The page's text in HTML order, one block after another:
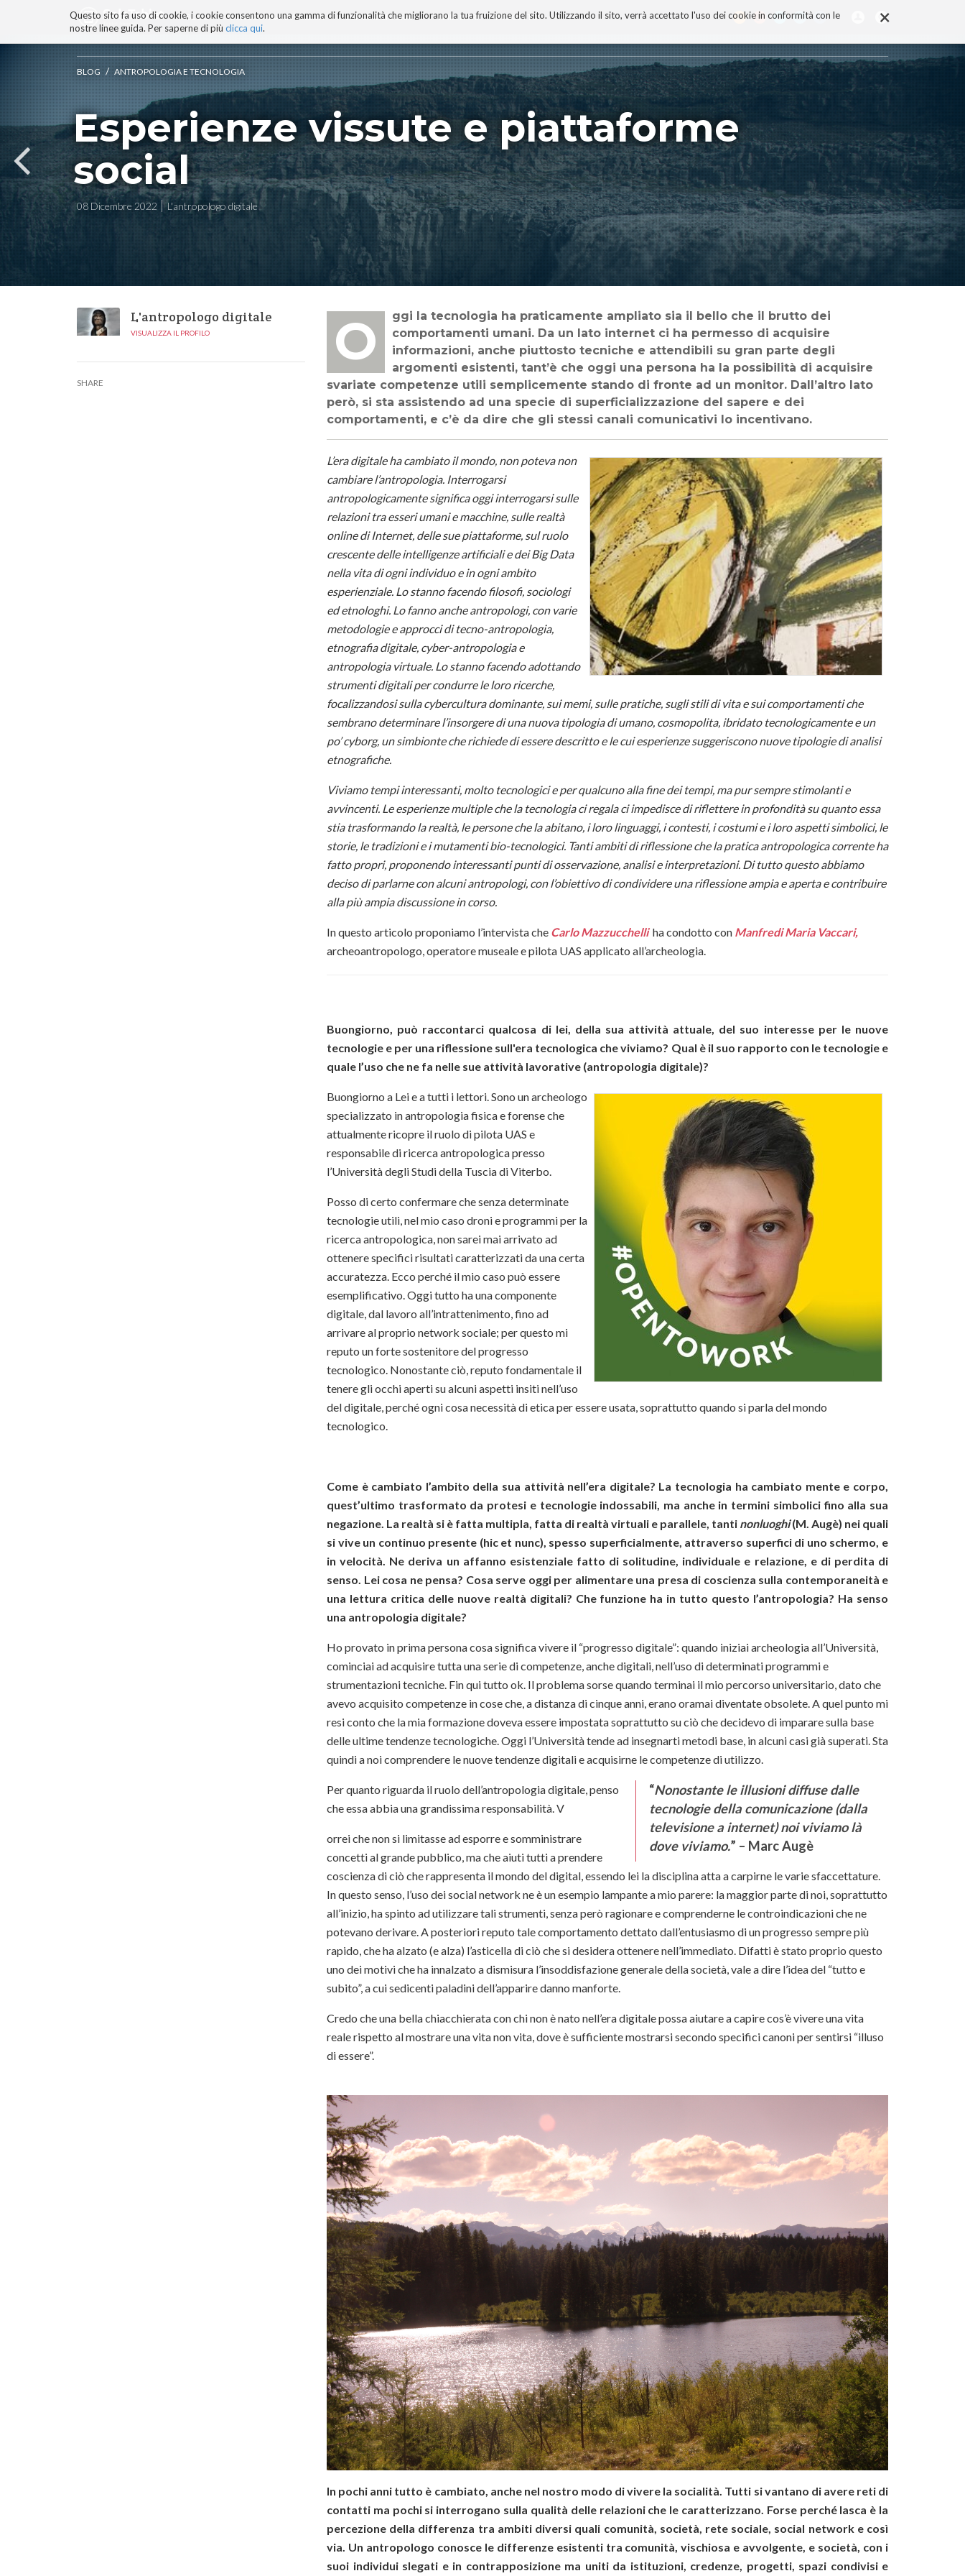
×
Questo sito fa uso di cookie, i cookie consentono una gamma di funzionalità che migliorano la tua fruizione del sito. Utilizzando il sito, verrà accettato l'uso dei cookie in conformità con le
nostre linee guida. Per saperne di più clicca qui.
BLOG TECNOCONSAPEVOLEZZA TECNOBIBLIOGRAFIA I MIEI LIBRI PROGETTO
ai
contenuti.
|
Salta
alla
navigazione
BLOG / ANTROPOLOGIA E TECNOLOGIA
Esperienze vissute e piattaforme
social
08 Dicembre 2022 L'antropologo digitale
L'antropologo digitale
VISUALIZZA IL PROFILO
SHARE
Oggi la tecnologia ha praticamente ampliato sia il bello che il brutto dei
comportamenti umani. Da un lato internet ci ha permesso di acquisire
informazioni, anche piuttosto tecniche e attendibili su gran parte degli
argomenti esistenti, tant’è che oggi una persona ha la possibilità di acquisire
svariate competenze utili semplicemente stando di fronte ad un monitor. Dall’altro lato
però, si sta assistendo ad una specie di superficializzazione del sapere e dei
comportamenti, e c’è da dire che gli stessi canali comunicativi lo incentivano.
L’era digitale ha cambiato il mondo, non poteva non
cambiare l’antropologia. Interrogarsi
antropologicamente significa oggi interrogarsi sulle
relazioni tra esseri umani e macchine, sulle realtà
online di Internet, delle sue piattaforme, sul ruolo
crescente delle intelligenze artificiali e dei Big Data
nella vita di ogni individuo e in ogni ambito
esperienziale. Lo stanno facendo filosofi, sociologi
ed etnologhi. Lo fanno anche antropologi, con varie
metodologie e approcci di tecno-antropologia,
etnografia digitale, cyber-antropologia e
antropologia virtuale. Lo stanno facendo adottando
strumenti digitali per condurre le loro ricerche,
focalizzandosi sulla cybercultura dominante, sui memi, sulle pratiche, sugli stili di vita e sui comportamenti che
sembrano determinare l’insorgere di una nuova tipologia di umano, cosmopolita, ibridato tecnologicamente e un
po’ cyborg, un simbionte che richiede di essere descritto e le cui esperienze suggeriscono nuove tipologie di analisi
etnografiche.
Viviamo tempi interessanti, molto tecnologici e per qualcuno alla fine dei tempi, ma pur sempre stimolanti e
avvincenti. Le esperienze multiple che la tecnologia ci regala ci impedisce di riflettere in profondità su quanto essa
stia trasformando la realtà, le persone che la abitano, i loro linguaggi, i contesti, i costumi e i loro aspetti simbolici, le
storie, le tradizioni e i mutamenti bio-tecnologici. Tanti ambiti di riflessione che la pratica antropologica corrente ha
fatto propri, proponendo interessanti punti di osservazione, analisi e interpretazioni. Di tutto questo abbiamo
deciso di parlarne con alcuni antropologi, con l’obiettivo di condividere una riflessione ampia e aperta e contribuire
alla più ampia discussione in corso.
In questo articolo proponiamo l’intervista che Carlo Mazzucchelli ha condotto con Manfredi Maria Vaccari,
archeoantropologo, operatore museale e pilota UAS applicato all’archeologia.
Buongiorno, può raccontarci qualcosa di lei, della sua attività attuale, del suo interesse per le nuove
tecnologie e per una riflessione sull'era tecnologica che viviamo? Qual è il suo rapporto con le tecnologie e
quale l’uso che ne fa nelle sue attività lavorative (antropologia digitale)?
Buongiorno a Lei e a tutti i lettori. Sono un archeologo
specializzato in antropologia fisica e forense che
attualmente ricopre il ruolo di pilota UAS e
responsabile di ricerca antropologica presso
l’Università degli Studi della Tuscia di Viterbo.
Posso di certo confermare che senza determinate
tecnologie utili, nel mio caso droni e programmi per la
ricerca antropologica, non sarei mai arrivato ad
ottenere specifici risultati caratterizzati da una certa
accuratezza. Ecco perché il mio caso può essere
esemplificativo. Oggi tutto ha una componente
digitale, dal lavoro all’intrattenimento, fino ad
arrivare al proprio network sociale; per questo mi
reputo un forte sostenitore del progresso
tecnologico. Nonostante ciò, reputo fondamentale il
tenere gli occhi aperti su alcuni aspetti insiti nell’uso
del digitale, perché ogni cosa necessità di etica per essere usata, soprattutto quando si parla del mondo
tecnologico.
Come è cambiato l’ambito della sua attività nell’era digitale? La tecnologia ha cambiato mente e corpo,
quest’ultimo trasformato da protesi e tecnologie indossabili, ma anche in termini simbolici fino alla sua
negazione. La realtà si è fatta multipla, fatta di realtà virtuali e parallele, tanti nonluoghi(M. Augè) nei quali
si vive un continuo presente (hic et nunc), spesso superficialmente, attraverso superfici di uno schermo, e
in velocità. Ne deriva un affanno esistenziale fatto di solitudine, individuale e relazione, e di perdita di
senso. Lei cosa ne pensa? Cosa serve oggi per alimentare una presa di coscienza sulla contemporaneità e
una lettura critica delle nuove realtà digitali? Che funzione ha in tutto questo l’antropologia? Ha senso
una antropologia digitale?
Ho provato in prima persona cosa significa vivere il “progresso digitale”: quando iniziai archeologia all’Università,
cominciai ad acquisire tutta una serie di competenze, anche digitali, nell’uso di determinati programmi e
strumentazioni tecniche. Fin qui tutto ok. Il problema sorse quando terminai il mio percorso universitario, dato che
avevo acquisito competenze in cose che, a distanza di cinque anni, erano oramai diventate obsolete. A quel punto mi
resi conto che la mia formazione doveva essere impostata soprattutto su ciò che decidevo di imparare sulla base
delle ultime tendenze tecnologiche. Oggi l’Università tende ad insegnarti metodi base, in alcuni casi già superati. Sta
quindi a noi comprendere le nuove tendenze digitali e acquisirne le competenze di utilizzo.
“Nonostante le illusioni diffuse dalle
tecnologie della comunicazione (dalla
televisione a internet) noi viviamo là
dove viviamo.” – Marc Augè
Per quanto riguarda il ruolo dell’antropologia digitale, penso
che essa abbia una grandissima responsabilità. V
orrei che non si limitasse ad esporre e somministrare
concetti al grande pubblico, ma che aiuti tutti a prendere
coscienza di ciò che rappresenta il mondo del digital, essendo lei la disciplina atta a carpirne le varie sfaccettature.
In questo senso, l’uso dei social network ne è un esempio lampante a mio parere: la maggior parte di noi, soprattutto
all’inizio, ha spinto ad utilizzare tali strumenti, senza però ragionare e comprenderne le controindicazioni che ne
potevano derivare. A posteriori reputo tale comportamento dettato dall’entusiasmo di un progresso sempre più
rapido, che ha alzato (e alza) l’asticella di ciò che si desidera ottenere nell’immediato. Difatti è stato proprio questo
uno dei motivi che ha innalzato a dismisura l’insoddisfazione generale della società, vale a dire l’idea del “tutto e
subito”, a cui sedicenti paladini dell’apparire danno manforte.
Credo che una bella chiacchierata con chi non è nato nell’era digitale possa aiutare a capire cos’è vivere una vita
reale rispetto al mostrare una vita non vita, dove è sufficiente mostrarsi secondo specifici canoni per sentirsi “illuso
di essere”.
In pochi anni tutto è cambiato, anche nel nostro modo di vivere la socialità. Tutti si vantano di avere reti di
contatti ma pochi si interrogano sulla qualità delle relazioni che le caratterizzano. Forse perché lasca è la
percezione della differenza tra ambiti diversi quali comunità, società, rete sociale, social network e così
via. Un antropologo conosce le differenze esistenti tra comunità, vischiosa e avvolgente, e società, con i
suoi individui slegati e in contrapposizione ma uniti da istituzioni, credenze, progetti, spazi condivisi e